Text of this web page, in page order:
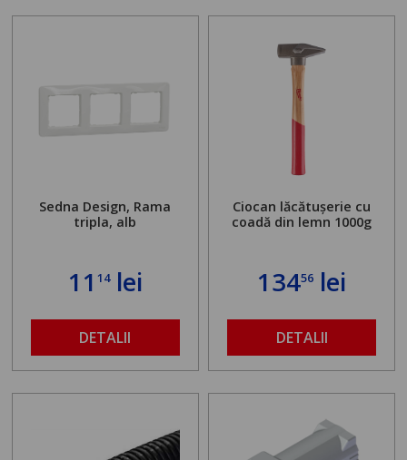
Sedna Design, Rama
tripla, alb
11 14lei
DETALII
Ciocan lăcătușerie cu
coadă din lemn 1000g
13456 lei
DETALII